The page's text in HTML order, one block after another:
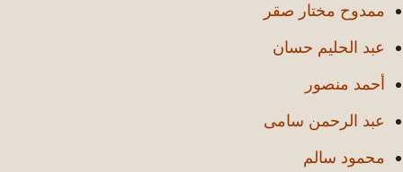
ممدوح مختار صقر
عبد الحليم حسان
أحمد منصور
عبد الرحمن سامى
محمود سالم